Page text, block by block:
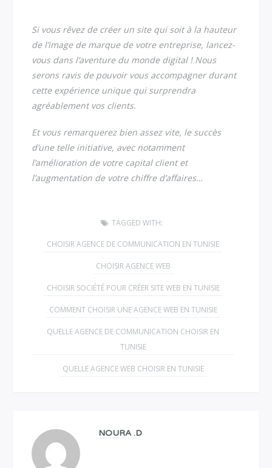
Si vous rêvez de créer un site qui soit à la hauteur
de l’image de marque de votre entreprise, lancez-
vous dans l’aventure du monde digital ! Nous
serons ravis de pouvoir vous accompagner durant
cette expérience unique qui surprendra
agréablement vos clients.
Et vous remarquerez bien assez vite, le succès
d’une telle initiative, avec notamment
l’amélioration de votre capital client et
l’augmentation de votre chiffre d’affaires…
TAGGED WITH:
CHOISIR AGENCE DE COMMUNICATION EN TUNISIE
CHOISIR AGENCE WEB
CHOISIR SOCIÉTÉ POUR CRÉER SITE WEB EN TUNISIE
COMMENT CHOISIR UNE AGENCE WEB EN TUNISIE
QUELLE AGENCE DE COMMUNICATION CHOISIR EN
TUNISIE
QUELLE AGENCE WEB CHOISIR EN TUNISIE
NOURA .D